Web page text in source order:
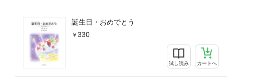
誕生日・おめでとう
330
試し読み カートへ